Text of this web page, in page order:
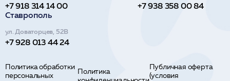
+7 918 314 14 00
+7 938 358 00 84
Ставрополь
ул. Доваторцев, 52В
+7 928 013 44 24
Политика обработки
персональных
Политика
Публичная оферта
(условия